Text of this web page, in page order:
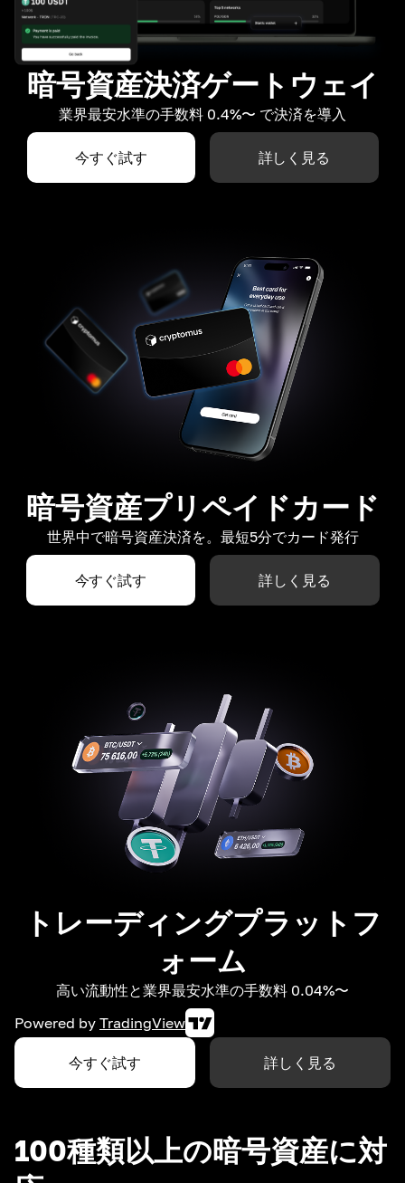
暗号資産決済ゲートウェイ
業界最安水準の手数料 0.4%〜 で決済を導入
今すぐ試す 詳しく見る
暗号資産プリペイドカード
世界中で暗号資産決済を。最短5分でカード発行
今すぐ試す 詳しく見る
トレーディングプラットフ
ォーム
高い流動性と業界最安水準の手数料 0.04%〜
Powered by TradingView
今すぐ試す 詳しく見る
100種類以上の暗号資産に対